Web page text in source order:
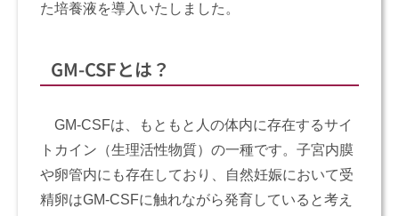
た培養液を導入いたしました。
GM-CSFとは？
GM-CSFは、もともと人の体内に存在するサイ
トカイン（生理活性物質）の一種です。子宮内膜
や卵管内にも存在しており、自然妊娠において受
精卵はGM-CSFに触れながら発育していると考え